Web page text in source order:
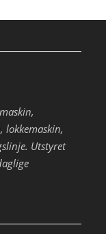
Utstyret